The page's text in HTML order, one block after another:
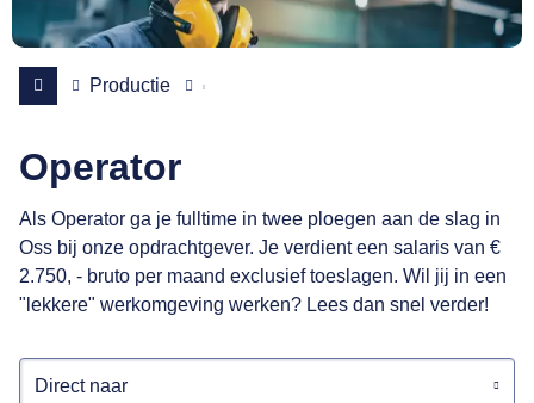
Productie
Operator
Als Operator ga je fulltime in twee ploegen aan de slag in
Oss bij onze opdrachtgever. Je verdient een salaris van €
2.750, - bruto per maand exclusief toeslagen. Wil jij in een
"lekkere" werkomgeving werken? Lees dan snel verder!
Direct naar